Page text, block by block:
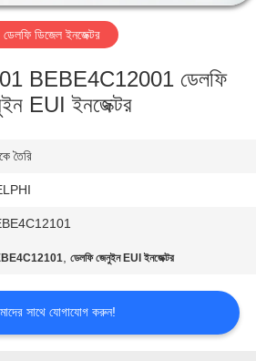
ডেলফি ডিজেল ইনজেক্টর
BEBE4C12001 ডেলফি
EUI ইনজেক্টর
তৈরি
,ডেলফি জেনুইন EUI ইনজেক্টর
সাথে যোগাযোগ করুন!